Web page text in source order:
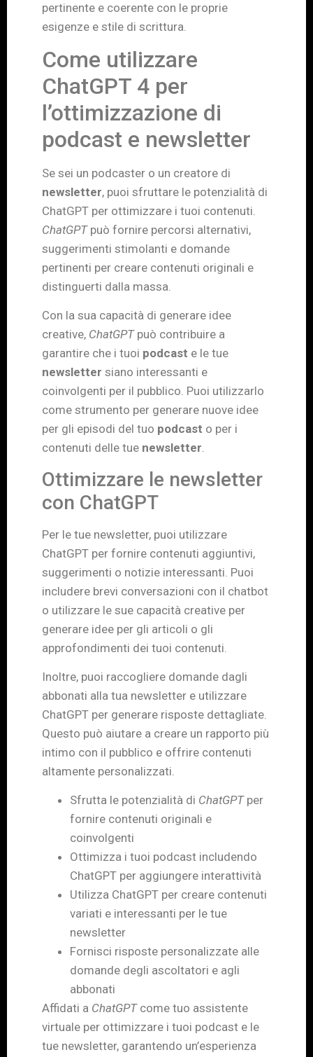
pertinente e coerente con le proprie
esigenze e stile di scrittura.
Come utilizzare
ChatGPT 4 per
l’ottimizzazione di
podcast e newsletter
Se sei un podcaster o un creatore di
newsletter, puoi sfruttare le potenzialità di
ChatGPT per ottimizzare i tuoi contenuti.
ChatGPTpuò fornire percorsi alternativi,
suggerimenti stimolanti e domande
pertinenti per creare contenuti originali e
distinguerti dalla massa.
Con la sua capacità di generare idee
creative, ChatGPTpuò contribuire a
garantire che i tuoi podcast e le tue
newsletter siano interessanti e
coinvolgenti per il pubblico. Puoi utilizzarlo
come strumento per generare nuove idee
per gli episodi del tuo podcast o per i
contenuti delle tue newsletter.
Ottimizzare le newsletter
con ChatGPT
Per le tue newsletter, puoi utilizzare
ChatGPT per fornire contenuti aggiuntivi,
suggerimenti o notizie interessanti. Puoi
includere brevi conversazioni con il chatbot
o utilizzare le sue capacità creative per
generare idee per gli articoli o gli
approfondimenti dei tuoi contenuti.
Inoltre, puoi raccogliere domande dagli
abbonati alla tua newsletter e utilizzare
ChatGPT per generare risposte dettagliate.
Questo può aiutare a creare un rapporto più
intimo con il pubblico e offrire contenuti
altamente personalizzati.
Sfrutta le potenzialità di ChatGPTper
fornire contenuti originali e
coinvolgenti
Ottimizza i tuoi podcast includendo
ChatGPT per aggiungere interattività
Utilizza ChatGPT per creare contenuti
variati e interessanti per le tue
newsletter
Fornisci risposte personalizzate alle
domande degli ascoltatori e agli
abbonati
Affidati a ChatGPTcome tuo assistente
virtuale per ottimizzare i tuoi podcast e le
tue newsletter, garantendo un’esperienza